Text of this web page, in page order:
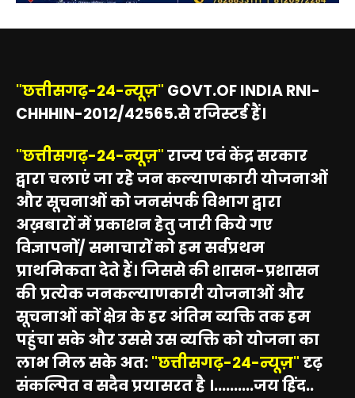
"छत्तीसगढ़-24-न्यूज़" GOVT.OF INDIA RNI-
CHHHIN-2012/42565.से रजिस्टर्ड हैं।
"छत्तीसगढ़-24-न्यूज़"राज्य एवं केंद्र सरकार
द्वारा चलाएं जा रहे जन कल्याणकारी योजनाओं
और सूचनाओं को जनसंपर्क विभाग द्वारा
अख़बारों में प्रकाशन हेतु जारी किये गए
विज्ञापनों/ समाचारों को हम सर्वप्रथम
प्राथमिकता देते हैं। जिससे की शासन-प्रशासन
की प्रत्येक जनकल्याणकारी योजनाओं और
सूचनाओं कों क्षेत्र के हर अंतिम व्यक्ति तक हम
पहुंचा सके और उससे उस व्यक्ति को योजना का
लाभ मिल सके अत:"छत्तीसगढ़-24-न्यूज़"दृढ़
संकल्पित व सदैव प्रयासरत है ।..........जय हिंद..